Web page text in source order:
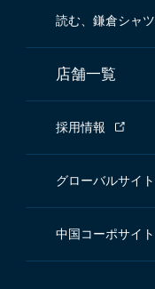
読む、鎌倉シャ
店舗一覧
採用情報
グローバルサイト
中国コーポサイト